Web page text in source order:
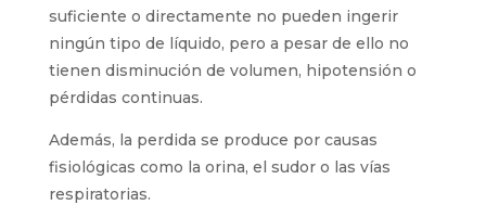
suficiente o directamente no pueden ingerir
ningún tipo de líquido, pero a pesar de ello no
tienen disminución de volumen, hipotensión o
pérdidas continuas.
Además, la perdida se produce por causas
fisiológicas como la orina, el sudor o las vías
respiratorias.